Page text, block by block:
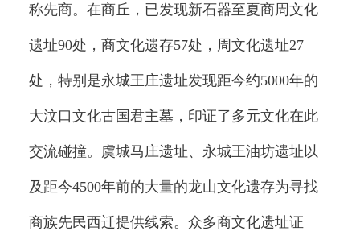
称先商。在商丘，已发现新石器至夏商周文化
遗址90处，商文化遗存57处，周文化遗址27
处，特别是永城王庄遗址发现距今约5000年的
大汶口文化古国君主墓，印证了多元文化在此
交流碰撞。虞城马庄遗址、永城王油坊遗址以
及距今4500年前的大量的龙山文化遗存为寻找
商族先民西迁提供线索。众多商文化遗址证